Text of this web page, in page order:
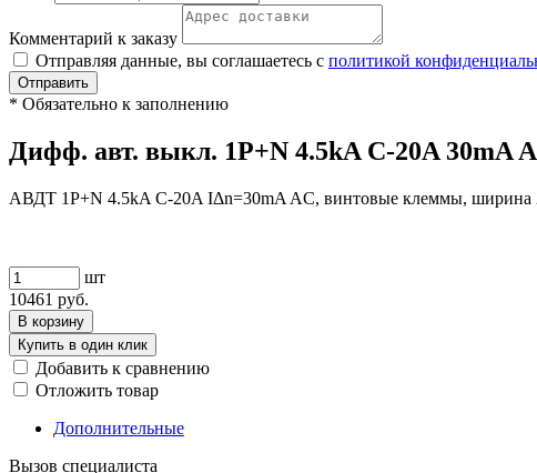
Комментарий к заказу
Отправляя данные, вы соглашаетесь с политикой
Отправить
* Обязательно к заполнению
Дифф. авт. выкл. 1P+N 4.5kA C-20A 30mA
АВДТ 1P+N 4.5kA C-20A IΔn=30mA AC, винтовые клеммы,
шт
10461 руб.
В корзину
Купить в один клик
Добавить к сравнению
Отложить товар
Дополнительные
Вызов специалиста